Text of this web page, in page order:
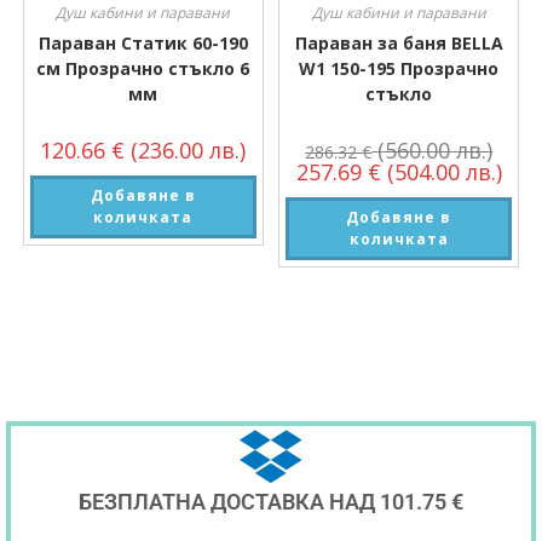
Душ кабини и паравани
Параван Статик 60-190
см Прозрачно стъкло 6
мм
120.66 € (236.00 лв.)
Добавяне в
количката
Душ кабини и паравани
Параван за баня BELLA
W1 150-195 Прозрачно
стъкло
286.32€ (560.00 лв.)
257.69 € (504.00 лв.)
Добавяне в
количката
БЕЗПЛАТНА ДОСТАВКА НАД 101.75 €